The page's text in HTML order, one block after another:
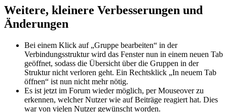
Weitere, kleinere Verbesserungen und
Änderungen
Bei einem Klick auf „Gruppe bearbeiten“ in der
Verbindungsstruktur wird das Fenster nun in einem neuen Tab
geöffnet, sodass die Übersicht über die Gruppen in der
Struktur nicht verloren geht. Ein Rechtsklick „In neuem Tab
öffnen“ ist nun nicht mehr nötig.
Es ist jetzt im Forum wieder möglich, per Mouseover zu
erkennen, welcher Nutzer wie auf Beiträge reagiert hat. Dies
war von vielen Nutzer gewünscht worden.